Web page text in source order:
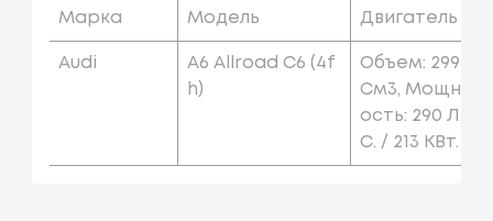
Марка Модель Двигатель
Audi
A6 Allroad C6 (4f
H)
Объем: 2995
См3, Мощн
Ость: 290 Л.
С. / 213 КВт.